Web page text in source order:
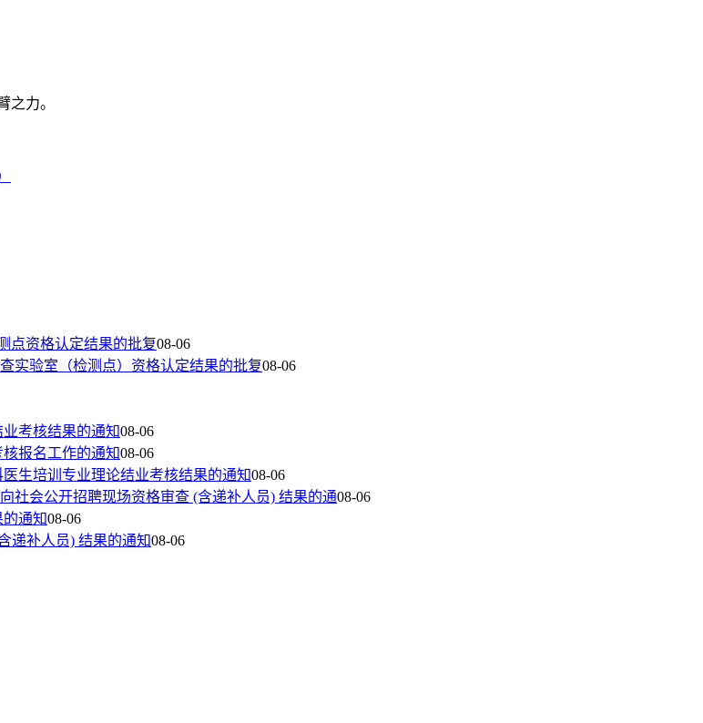
之力。
点资格认定结果的批复08-06
实验室（检测点）资格认定结果的批复08-06
考核结果的通知08-06
报名工作的通知08-06
生培训专业理论结业考核结果的通知08-06
社会公开招聘现场资格审查 (含递补人员) 结果的通08-06
通知08-06
递补人员) 结果的通知08-06